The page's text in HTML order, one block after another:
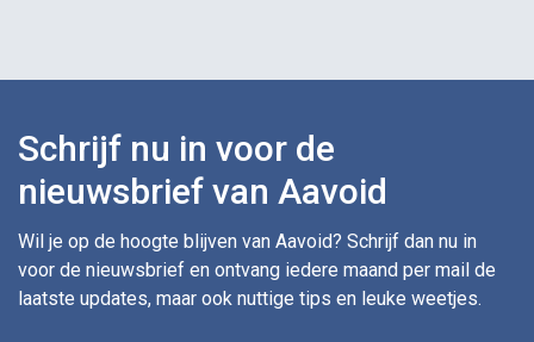
Schrijf nu in voor de
nieuwsbrief van Aavoid
Wil je op de hoogte blijven van Aavoid? Schrijf dan nu in
voor de nieuwsbrief en ontvang iedere maand per mail de
laatste updates, maar ook nuttige tips en leuke weetjes.